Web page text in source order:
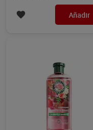
Añadir